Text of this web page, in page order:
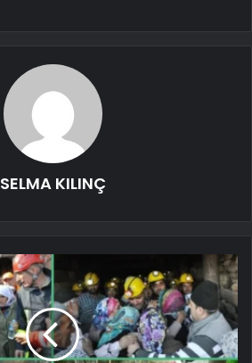
SELMA KILINÇ